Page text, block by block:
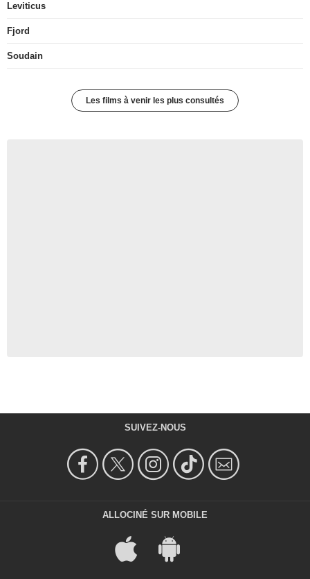
Leviticus
Fjord
Soudain
Les films à venir les plus consultés
SUIVEZ-NOUS
ALLOCINÉ SUR MOBILE